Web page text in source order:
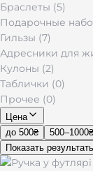
Браслеты (5)
Подарочные
Гильзы (7)
Адресники для
Кулоны (2)
Таблички (0)
Прочее (0)
Цена
до 500₴
500–1000₴
Показать